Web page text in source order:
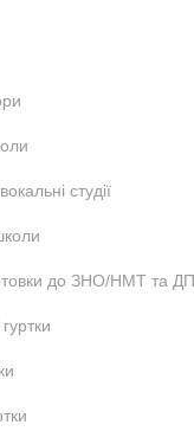
студії
до ЗНО/НМТ та